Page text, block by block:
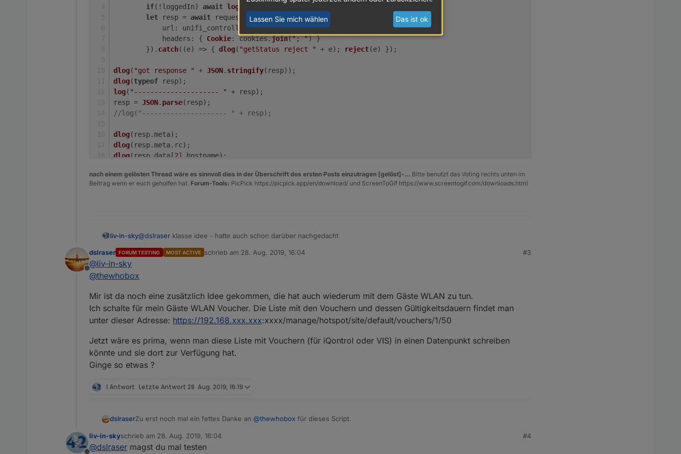
dann beim gewünschten Netzwerk auf den Bleistift klicken (bearbeiten)
Nun im Browser,in der Adressleiste, den Rest hinter edit/ kopieren, das ist die id die benötigt wird im Script, die restlichen
Anmeldedaten sollten selbsterklärend sein.
Diese Scripte nutze ich jetzt auch in iQontrol.
if(!loggedIn) await login
let resp = await request. get({
url : unifi_controller + "/api/s/default/stat/sta/"
headers : { Cookie: cookies.join("; ") }
        }).
catch( (e) => { dlog( "getStatus reject " + e); reject(e) });
dlog( "got response " + JSON. stringify(resp));
dlog(typeof resp);
log( "--------------------- "
+ resp);
resp = JSON. parse(resp);
//log("--------------------- " + resp);
dlog(resp. meta);
dlog(resp. meta . rc);
dlog(resp. data [2]. hostname);
    });
}
nach einem gelösten Thread wäre es sinnvoll dies in der Überschrift des ersten Posts einzutragen [gelöst]-... Bitte benutzt das Voting rechts unten im
Beitrag wenn er euch geholfen hat. Forum-Tools: PicPick https://picpick.app/en/download/ und ScreenToGif https://www.screentogif.com/downloads.html
liv-in-sky@dslraser klasse idee - hatte auch schon darüber nachgedacht
ps:
ich habe schon ein json mit den clientnamen in unser script integriert - jetzt muss ich nur noch das json irgendwie durch
eine getClients();
async function getClients() {
    return new Promise(async (resolve, reject) => {
        dlog("nur mal so");
        if(!loggedIn) await login().catch((e) => reject(e));
            url: unifi_controller + "/api/s/default/stat/sta/",
            headers: { Cookie: cookies.join("; ") }
        }).catch((e) => { dlog("getStatus reject " + e); reject(e) });
dlog(typeof resp);
//log("--------------------- " + resp);
dlog(resp.meta);
dlog(resp.meta.rc);
Offline
dslraser FORUM TESTING MOST ACTIVE schrieb am 28. Aug. 2019, 16:04
zuletzt editiert von
#3
@liv-in-sky
@thewhobox
Mir ist da noch eine zusätzlich Idee gekommen, die hat auch wiederum mit dem Gäste WLAN zu tun.
Ich schalte für mein Gäste WLAN Voucher. Die Liste mit den Vouchern und dessen Gültigkeitsdauern findet man
unter dieser Adresse: https://192.168.xxx.xxx:xxxx/manage/hotspot/site/default/vouchers/1/50
Jetzt wäre es prima, wenn man diese Liste mit Vouchern (für iQontrol oder VIS) in einen Datenpunkt schreiben
könnte und sie dort zur Verfügung hat.
Ginge so etwas ?
1 Antwort Letzte Antwort 28. Aug. 2019, 16:19
dslraserZu erst noch mal ein fettes Danke an @thewhobox für dieses Script.
Ich eröffne diesen Beitrag, um den Beitrag wo es entstanden ist nicht länger zu "Missbrauchen", da es dort eigentlich um
den Unifi Adapter geht.
liv-in-skyschrieb am 28. Aug. 2019, 16:04
zuletzt editiert von
#4
@dslraser magst du mal testen
Lassen Sie mich wählen Das ist ok